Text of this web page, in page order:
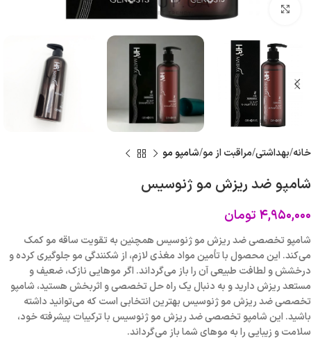
برای بزرگنمایی کلیک کنید
خانه بهداشتی مراقبت از مو شامپو مو
شامپو ضد ریزش مو ژنوسیس
۴,۹۵۰,۰۰۰ تومان
شامپو تخصصی ضد ریزش مو ژنوسیس همچنین به تقویت ساقه مو کمک
می‌کند. این محصول با تأمین مواد مغذی لازم، از شکنندگی مو جلوگیری کرده و
درخشش و لطافت طبیعی آن را باز می‌گرداند. اگر موهایی نازک، ضعیف و
مستعد ریزش دارید و به دنبال یک راه حل تخصصی و اثربخش هستید، شامپو
تخصصی ضد ریزش مو ژنوسیس بهترین انتخابی است که می‌توانید داشته
باشید. این شامپو تخصصی ضد ریزش مو ژنوسیس با ترکیبات پیشرفته خود،
سلامت و زیبایی را به موهای شما باز می‌گرداند.